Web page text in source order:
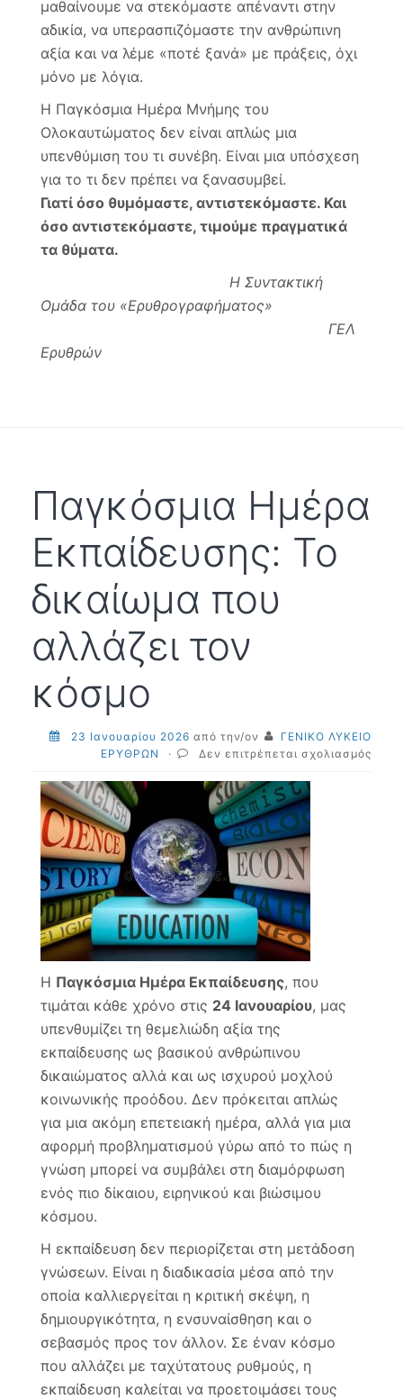
μαθαίνουμε να στεκόμαστε απέναντι στην
αδικία, να υπερασπιζόμαστε την ανθρώπινη
αξία και να λέμε «ποτέ ξανά» με πράξεις, όχι
μόνο με λόγια.
Η Παγκόσμια Ημέρα Μνήμης του
Ολοκαυτώματος δεν είναι απλώς μια
υπενθύμιση του τι συνέβη. Είναι μια υπόσχεση
για το τι δεν πρέπει να ξανασυμβεί.
Γιατί όσο θυμόμαστε, αντιστεκόμαστε. Και
όσο αντιστεκόμαστε, τιμούμε πραγματικά
τα θύματα.
Η Συντακτική
Ομάδα του «Ερυθρογραφήματος»
ΓΕΛ
Ερυθρών
Παγκόσμια Ημέρα
Εκπαίδευσης: Το
δικαίωμα που
αλλάζει τον
κόσμο
23 Ιανουαρίου 2026 από την/ον
ΓΕΝΙΚΟ ΛΥΚΕΙΟ
ΕΡΥΘΡΩΝ
· Δεν επιτρέπεται σχολιασμός
Η Παγκόσμια Ημέρα Εκπαίδευσης, που
τιμάται κάθε χρόνο στις 24 Ιανουαρίου, μας
υπενθυμίζει τη θεμελιώδη αξία της
εκπαίδευσης ως βασικού ανθρώπινου
δικαιώματος αλλά και ως ισχυρού μοχλού
κοινωνικής προόδου. Δεν πρόκειται απλώς
για μια ακόμη επετειακή ημέρα, αλλά για μια
αφορμή προβληματισμού γύρω από το πώς η
γνώση μπορεί να συμβάλει στη διαμόρφωση
ενός πιο δίκαιου, ειρηνικού και βιώσιμου
κόσμου.
Η εκπαίδευση δεν περιορίζεται στη μετάδοση
γνώσεων. Είναι η διαδικασία μέσα από την
οποία καλλιεργείται η κριτική σκέψη, η
δημιουργικότητα, η ενσυναίσθηση και ο
σεβασμός προς τον άλλον. Σε έναν κόσμο
που αλλάζει με ταχύτατους ρυθμούς, η
εκπαίδευση καλείται να προετοιμάσει τους